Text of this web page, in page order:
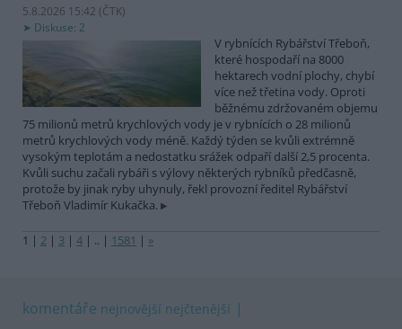
5.8.2026 15:42 (ČTK)
Diskuse: 2
V rybnících Rybářství Třeboň,
které hospodaří na 8000
hektarech vodní plochy, chybí
více než třetina vody. Oproti
běžnému zdržovaném objemu
75 milionů metrů krychlových vody je v rybnících o 28 milionů
metrů krychlových vody méně. Každý týden se kvůli extrémně
vysokým teplotám a nedostatku srážek odpaří další 2,5 procenta.
Kvůli suchu začali rybáři s výlovy některých rybníků předčasně,
protože by jinak ryby uhynuly, řekl provozní ředitel Rybářství
Třeboň Vladimír Kukačka.
1 | 2 | 3 | 4 | .. | 1581 | »
komentáře nejnovější nejčtenější